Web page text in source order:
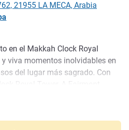
21955 LA MECA, Arabia
en el Makkah Clock Royal
y viva momentos inolvidables en
del lugar más sagrado. Con
en la Ciudad Santa, en
del mundo, con el reloj más